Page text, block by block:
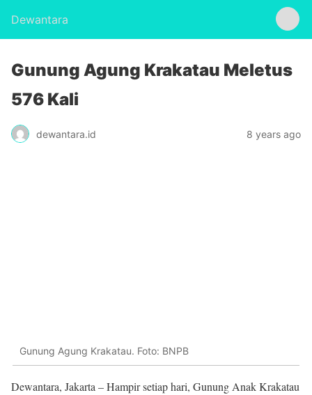
Dewantara
Gunung Agung Krakatau Meletus
576 Kali
dewantara.id 8 years ago
Gunung Agung Krakatau. Foto: BNPB
Dewantara, Jakarta – Hampir setiap hari, Gunung Anak Krakatau